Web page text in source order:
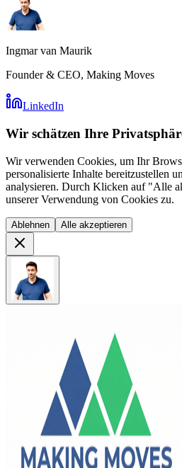
Ingmar van Maurik
Founder & CEO, Making Moves
LinkedIn
Wir schätzen Ihre
Wir verwenden Cookies, um Ihr
personalisierte Inhalte bereitzustellen
analysieren. Durch Klicken auf "Alle
unserer Verwendung von Cookies zu.
Ablehnen Alle akzeptieren